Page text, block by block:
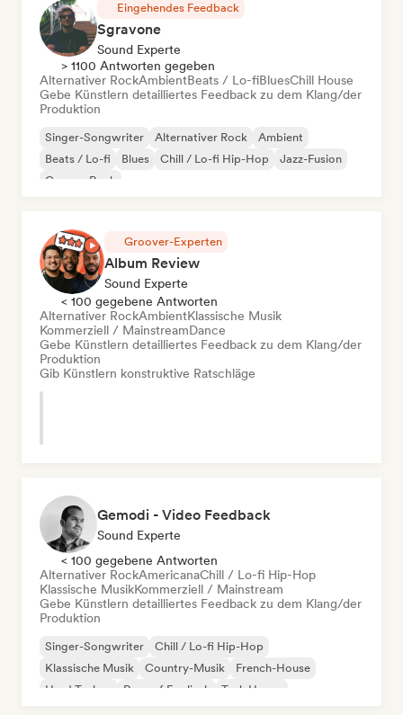
Eingehendes Feedback
Sgravone
Sound Experte
> 1100 Antworten gegeben
Alternativer RockAmbientBeats / Lo-fiBluesChill House
Gebe Künstlern detailliertes Feedback zu dem Klang/der
Produktion
Singer-Songwriter Alternativer Rock
Ambient
Beats / Lo-fi
Blues Chill / Lo-fi Hip-Hop
Jazz-Fusion
Garage-Rock
Groover-Experten
Album Review
Sound Experte
< 100 gegebene Antworten
Alternativer RockAmbientKlassische Musik
Kommerziell / MainstreamDance
Gebe Künstlern detailliertes Feedback zu dem Klang/der
Produktion
Gib Künstlern konstruktive Ratschläge
Gemodi - Video Feedback
Sound Experte
< 100 gegebene Antworten
Alternativer RockAmericanaChill / Lo-fi Hip-Hop
Klassische MusikKommerziell / Mainstream
Gebe Künstlern detailliertes Feedback zu dem Klang/der
Produktion
Singer-Songwriter
Chill / Lo-fi Hip-Hop
Klassische Musik
Country-Musik
French-House
Hard Techno
Rap auf Englisch Tech House